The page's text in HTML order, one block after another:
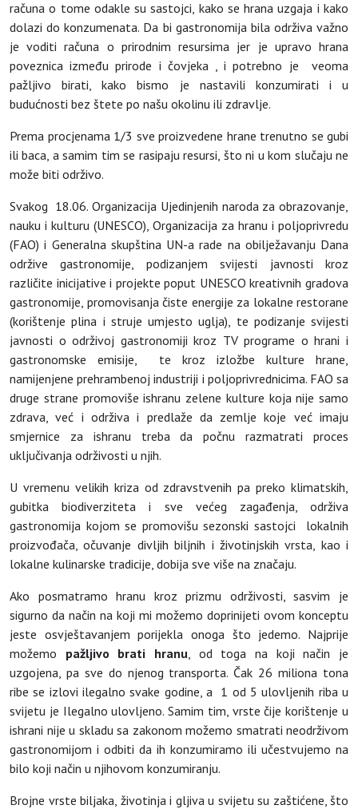
računa o tome odakle su sastojci, kako se hrana uzgaja i kako
dolazi do konzumenata. Da bi gastronomija bila održiva važno
je voditi računa o prirodnim resursima jer je upravo hrana
poveznica između prirode i čovjeka , i potrebno je veoma
pažljivo birati, kako bismo je nastavili konzumirati i u
budućnosti bez štete po našu okolinu ili zdravlje.
Prema procjenama 1/3 sve proizvedene hrane trenutno se gubi
ili baca, a samim tim se rasipaju resursi, što ni u kom slučaju ne
može biti održivo.
Svakog 18.06. Organizacija Ujedinjenih naroda za obrazovanje,
nauku i kulturu (UNESCO), Organizacija za hranu i poljoprivredu
(FAO) i Generalna skupština UN-a rade na obilježavanju Dana
održive gastronomije, podizanjem svijesti javnosti kroz
različite inicijative i projekte poput UNESCO kreativnih gradova
gastronomije, promovisanja čiste energije za lokalne restorane
(korištenje plina i struje umjesto uglja), te podizanje svijesti
javnosti o održivoj gastronomiji kroz TV programe o hrani i
gastronomske emisije, te kroz izložbe kulture hrane,
namijenjene prehrambenoj industriji i poljoprivrednicima. FAO sa
druge strane promoviše ishranu zelene kulture koja nije samo
zdrava, već i održiva i predlaže da zemlje koje već imaju
smjernice za ishranu treba da počnu razmatrati proces
uključivanja održivosti u njih.
U vremenu velikih kriza od zdravstvenih pa preko klimatskih,
gubitka biodiverziteta i sve većeg zagađenja, održiva
gastronomija kojom se promovišu sezonski sastojci lokalnih
proizvođača, očuvanje divljih biljnih i životinjskih vrsta, kao i
lokalne kulinarske tradicije, dobija sve više na značaju.
Ako posmatramo hranu kroz prizmu održivosti, sasvim je
sigurno da način na koji mi možemo doprinijeti ovom konceptu
jeste osvještavanjem porijekla onoga što jedemo. Najprije
možemo pažljivo brati hranu, od toga na koji način je
uzgojena, pa sve do njenog transporta. Čak 26 miliona tona
ribe se izlovi ilegalno svake godine, a 1 od 5 ulovljenih riba u
svijetu je Ilegalno ulovljeno. Samim tim, vrste čije korištenje u
ishrani nije u skladu sa zakonom možemo smatrati neodrživom
gastronomijom i odbiti da ih konzumiramo ili učestvujemo na
bilo koji način u njihovom konzumiranju.
Brojne vrste biljaka, životinja i gljiva u svijetu su zaštićene, što